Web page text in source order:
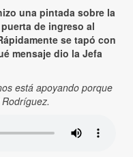
una pintada sobre la
de ingreso al
se tapó con
mensaje dio la Jefa
está apoyando porque